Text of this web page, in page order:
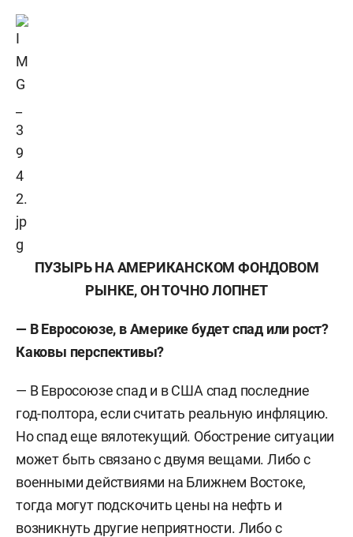
ПУЗЫРЬ НА АМЕРИКАНСКОМ ФОНДОВОМ
РЫНКЕ, ОН ТОЧНО ЛОПНЕТ
— В Евросоюзе, в Америке будет спад или рост?
Каковы перспективы?
— В Евросоюзе спад и в США спад последние
год-полтора, если считать реальную инфляцию.
Но спад еще вялотекущий. Обострение ситуации
может быть связано с двумя вещами. Либо с
военными действиями на Ближнем Востоке,
тогда могут подскочить цены на нефть и
возникнуть другие неприятности. Либо с